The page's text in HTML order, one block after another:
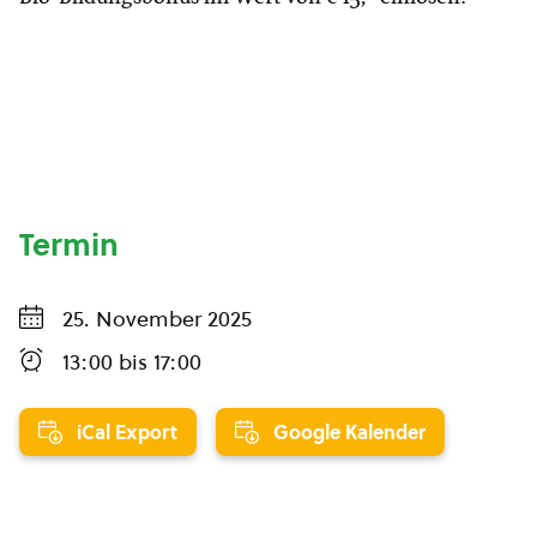
Termin
25. November 2025
13:00 bis 17:00
iCal Export Google Kalender